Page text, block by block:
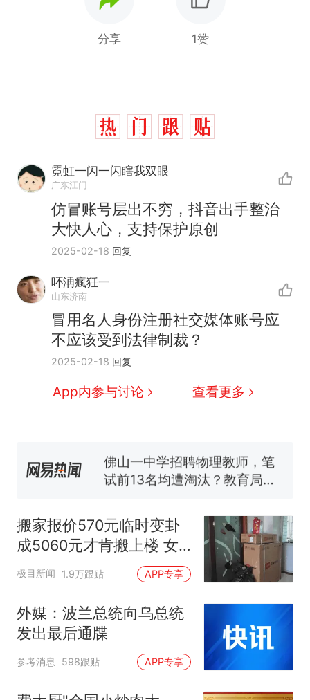
分享 1赞
霓虹一闪一闪瞎我双眼
广东江门
仿冒账号层出不穷，抖音出手整治
大快人心，支持保护原创
2025-02-18 回复
吥洅瘋狅一
山东济南
冒用名人身份注册社交媒体账号应
不应该受到法律制裁？
2025-02-18 回复
App内参与讨论 查看更多
热
那个在床头放菜刀的女孩，
因老师一句“跟我回家”改写了
人生
新 搬家报价570元，搬到楼下
佛山一中学招聘物理教师，笔
试前13名均遭淘汰？教育局：
核查
搜，网友：天塌了！
南航一航班疑向乘客发放西梅
汁，致多名乘客在飞行途中排
队上厕所！乘客：机上100多
非每架飞机都会发放西梅汁
那个在床头放菜刀的女孩，
人生
搬家报价570元临时变卦
成5060元才肯搬上楼 女
子傻眼
极目新闻 1.9万跟贴 APP专享
外媒：波兰总统向乌总统
发出最后通牒
参考消息 598跟贴 APP专享